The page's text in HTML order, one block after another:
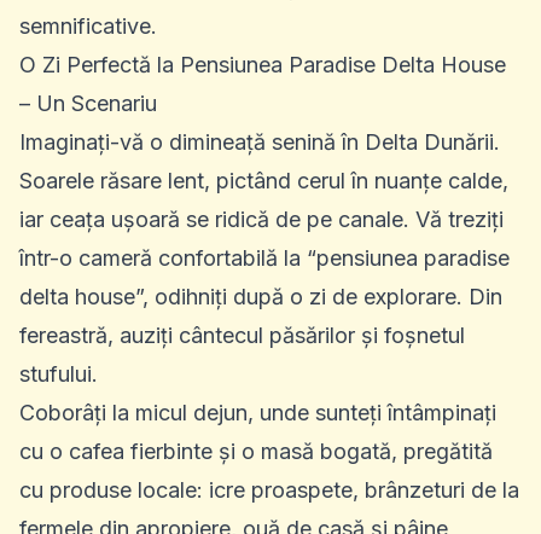
semnificative.
O Zi Perfectă la Pensiunea Paradise Delta House
– Un Scenariu
Imaginați-vă o dimineață senină în Delta Dunării.
Soarele răsare lent, pictând cerul în nuanțe calde,
iar ceața ușoară se ridică de pe canale. Vă treziți
într-o cameră confortabilă la “pensiunea paradise
delta house”, odihniți după o zi de explorare. Din
fereastră, auziți cântecul păsărilor și foșnetul
stufului.
Coborâți la micul dejun, unde sunteți întâmpinați
cu o cafea fierbinte și o masă bogată, pregătită
cu produse locale: icre proaspete, brânzeturi de la
fermele din apropiere, ouă de casă și pâine